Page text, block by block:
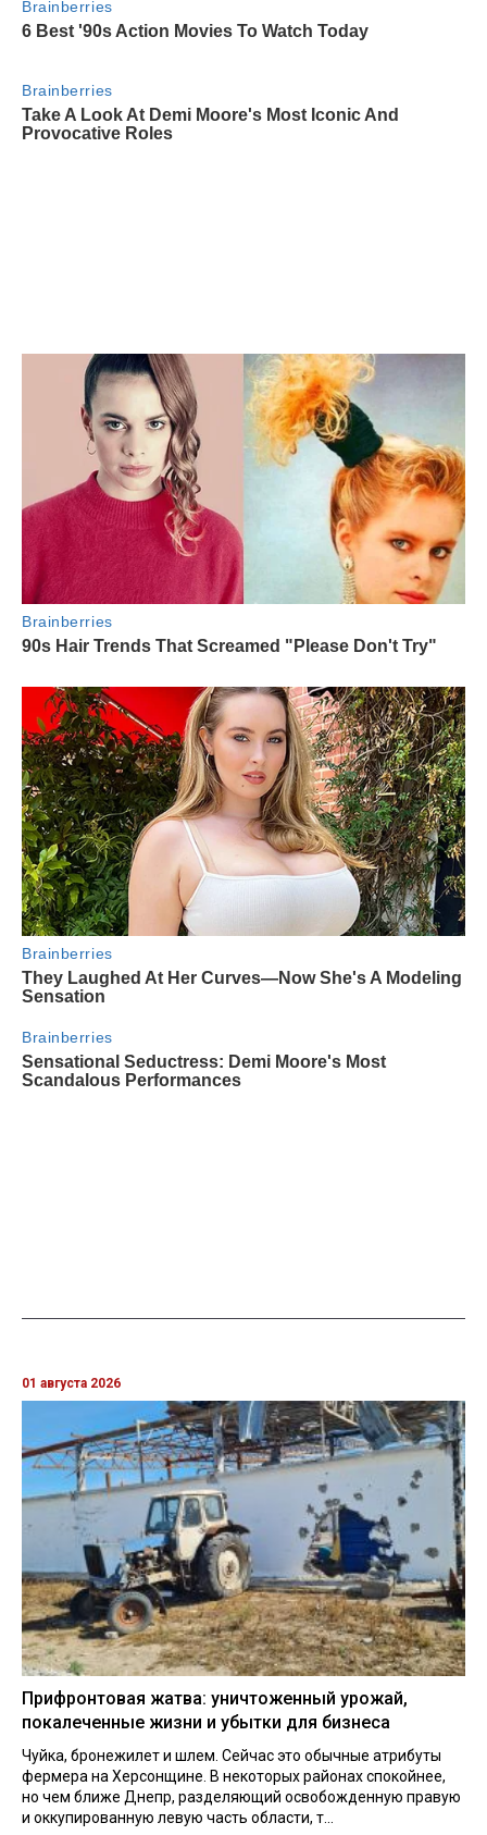
01 августа 2026
Прифронтовая жатва: уничтоженный урожай,
покалеченные жизни и убытки для бизнеса
Чуйка, бронежилет и шлем. Сейчас это обычные атрибуты
фермера на Херсонщине. В некоторых районах спокойнее,
но чем ближе Днепр, разделяющий освобожденную правую
и оккупированную левую часть области, т...